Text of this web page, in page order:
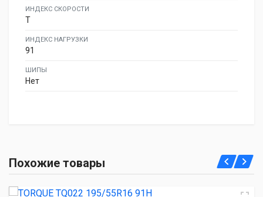
ИНДЕКС СКОРОСТИ
T
ИНДЕКС НАГРУЗКИ
91
ШИПЫ
Нет
Похожие товары